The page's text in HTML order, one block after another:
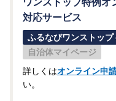
対応サービス
ふるなびワンストップ
自治体マイページ
詳しくはオンライン申
い。